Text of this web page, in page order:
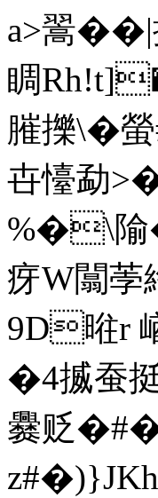
a>翯�
睭
膗擽
卋懛勐
%�\隃
疨W闒荸
9D暀r
�4揻蚕
爨贬